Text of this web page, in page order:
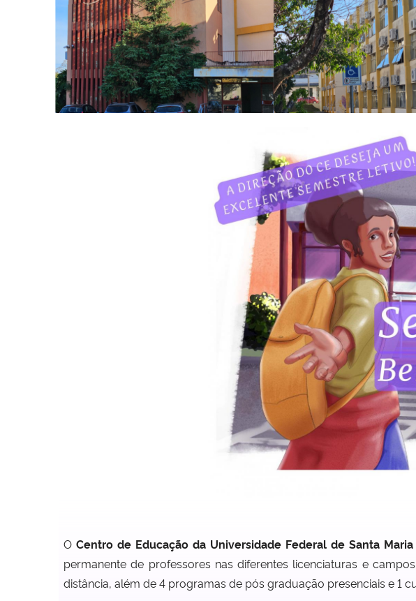
O Centro de Educação da Universidade Federal de Santa Maria
permanente de professores nas diferentes licenciaturas e
distância, além de 4 programas de pós graduação presenciais e 1